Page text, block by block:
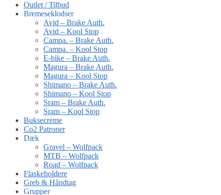
Outlet / Tilbud
Bremeseklodser
Avid – Brake Auth.
Avid – Kool Stop
Campa. – Brake Auth.
Campa. – Kool Stop
E-bike – Brake Auth.
Magura – Brake Auth.
Magura – Kool Stop
Shimano – Brake Auth.
Shimano – Kool Stop
Sram – Brake Auth.
Sram – Kool Stop
Buksecreme
Co2 Patroner
Dæk
Gravel – Wolfpack
MTB – Wolfpack
Road – Wolfpack
Flaskeholdere
Greb & Håndtag
Grupper